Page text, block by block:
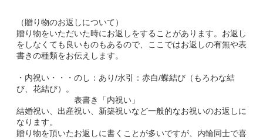
（贈り物のお返しについて）
贈り物をいただいた時にお返しをすることがあります。お返し
をしなくても良いものもあるので、ここではお返しの有無や表
書きの種類をお伝えします。
・内祝い・・・のし：あり/水引：赤白/蝶結び（もろわな結
び、花結び）。
表書き「内祝い」
結婚祝い、出産祝い、新築祝いなど一般的なお祝いのお返しに
なります。
贈り物を頂いたお返しに書くことが多いですが、内輪同士で喜